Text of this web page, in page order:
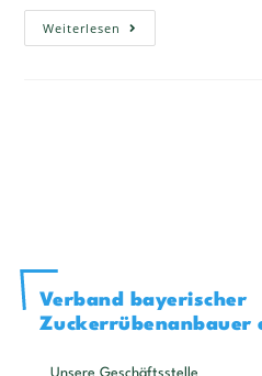
Weiterlesen
Verband bayerischer
Zuckerrübenanbauer